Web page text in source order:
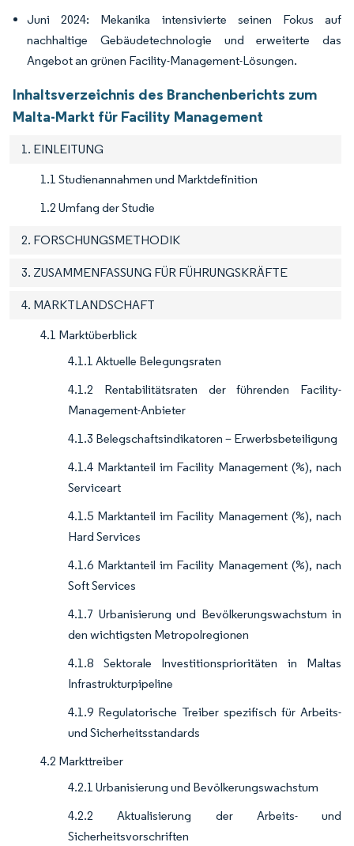
Juni 2024: Mekanika intensivierte seinen Fokus auf
nachhaltige Gebäudetechnologie und erweiterte das
Angebot an grünen Facility-Management-Lösungen.
Inhaltsverzeichnis des Branchenberichts zum
Malta-Markt für Facility Management
1. EINLEITUNG
1.1 Studienannahmen und Marktdefinition
1.2 Umfang der Studie
2. FORSCHUNGSMETHODIK
3. ZUSAMMENFASSUNG FÜR FÜHRUNGSKRÄFTE
4. MARKTLANDSCHAFT
4.1 Marktüberblick
4.1.1 Aktuelle Belegungsraten
4.1.2 Rentabilitätsraten der führenden Facility-
Management-Anbieter
4.1.3 Belegschaftsindikatoren – Erwerbsbeteiligung
4.1.4 Marktanteil im Facility Management (%), nach
Serviceart
4.1.5 Marktanteil im Facility Management (%), nach
Hard Services
4.1.6 Marktanteil im Facility Management (%), nach
Soft Services
4.1.7 Urbanisierung und Bevölkerungswachstum in
den wichtigsten Metropolregionen
4.1.8 Sektorale Investitionsprioritäten in Maltas
Infrastrukturpipeline
4.1.9 Regulatorische Treiber spezifisch für Arbeits-
und Sicherheitsstandards
4.2 Markttreiber
4.2.1 Urbanisierung und Bevölkerungswachstum
4.2.2 Aktualisierung der Arbeits- und
Sicherheitsvorschriften